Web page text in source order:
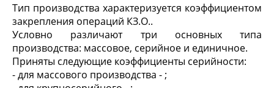
Тип производства характеризуется коэффициентом
закрепления операций КЗ.О..
Условно различают три основных типа
производства: массовое, серийное и единичное.
Приняты следующие коэффициенты серийности:
- для массового производства - ;